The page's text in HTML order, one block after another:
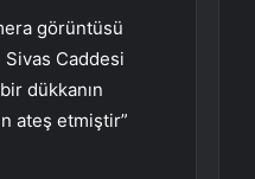
görüntüsü
Sivas Caddesi
dükkanın
ateş etmiştir”